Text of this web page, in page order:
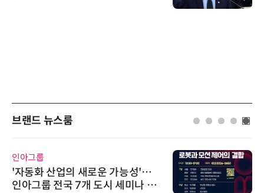
브랜드 뉴스룸
인아그룹
'자동화 산업의 새로운 가능성'…
인아그룹 전국 7개 도시 세미나 페